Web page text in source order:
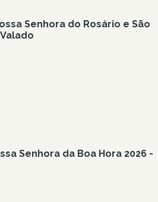
Senhora do Rosário e São
Senhora da Boa Hora 2026 -